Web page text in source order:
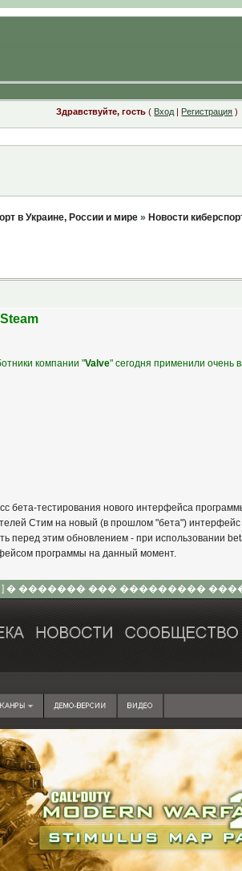
Здравствуйте, гость ( Вход | Регистрация )
в Украине, России и мире» Новости
компании "Valve" сегодня применили очень
бета-тестирования нового интерфейса
Стим на новый (в прошлом "бета")
перед этим обновлением - при
программы на данный момент.
] � ������� ��� ���������